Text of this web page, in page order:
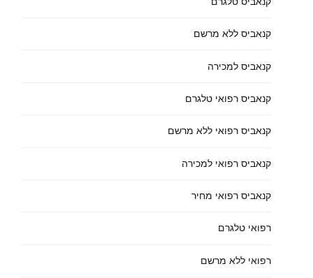
קנאביס ללא מרשם
קנאביס למכירה
קנאביס רפואי טלגרם
קנאביס רפואי ללא מרשם
קנאביס רפואי למכירה
קנאביס רפואי מחיר
רפואי טלגרם
רפואי ללא מרשם